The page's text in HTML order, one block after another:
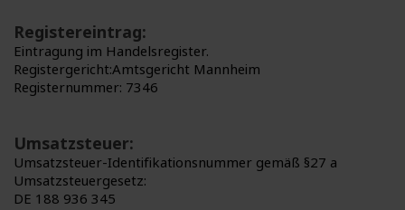
Registereintrag:
Eintragung im Handelsregister.
Registergericht:Amtsgericht Mannheim
Registernummer: 7346
Umsatzsteuer:
Umsatzsteuer-Identifikationsnummer gemäß §27 a
Umsatzsteuergesetz:
DE 188 936 345